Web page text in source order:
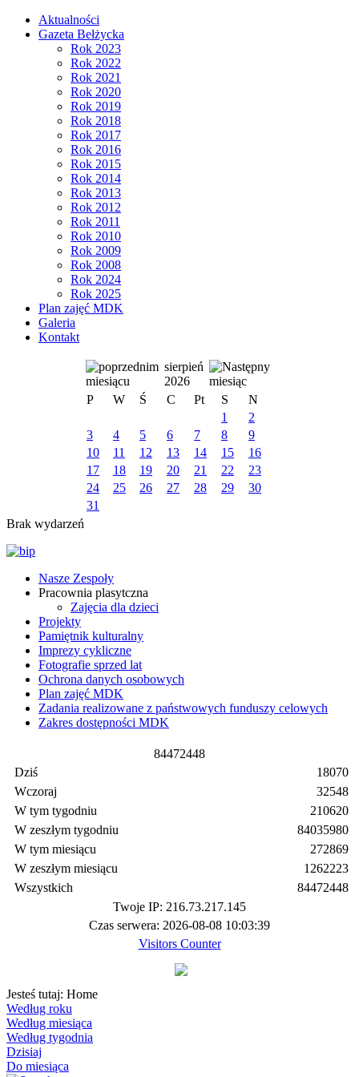
Aktualności
Gazeta Bełżycka
Rok 2023
Rok 2022
Rok 2021
Rok 2020
Rok 2019
Rok 2018
Rok 2017
Rok 2016
Rok 2015
Rok 2014
Rok 2013
Rok 2012
Rok 2011
Rok 2010
Rok 2009
Rok 2008
Rok 2024
Rok 2025
Plan zajęć MDK
Galeria
Kontakt
sierpień
2026
P
W Ś C Pt S
N
1
2
3
4 5 6 7 8
9
10
11 12 13 14 15
16
17
18 19 20 21 22
23
24
25 26 27 28 29
30
31
Brak wydarzeń
Nasze Zespoły
Pracownia plasytczna
Zajęcia dla dzieci
Projekty
Pamiętnik kulturalny
Imprezy cykliczne
Fotografie sprzed lat
Ochrona danych osobowych
Plan zajęć MDK
Zadania realizowane z państwowych funduszy celowych
Zakres dostępności MDK
84472448
Dziś
Wczoraj
W tym tygodniu
W zeszłym tygodniu
W tym miesiącu
W zeszłym miesiącu
Wszystkich
18070
32548
210620
84035980
272869
1262223
84472448
Twoje IP: 216.73.217.145
Czas serwera: 2026-08-08 10:03:39
Visitors Counter
Jesteś tutaj: Home
Według roku
Według miesiąca
Według tygodnia
Dzisiaj
Do miesiąca